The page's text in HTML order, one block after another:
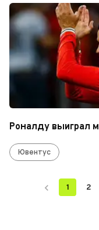
Роналду выиграл
Ювентус
1 2